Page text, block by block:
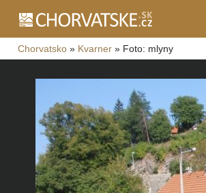
Chorvatsko » Kvarner » Foto: mlyny